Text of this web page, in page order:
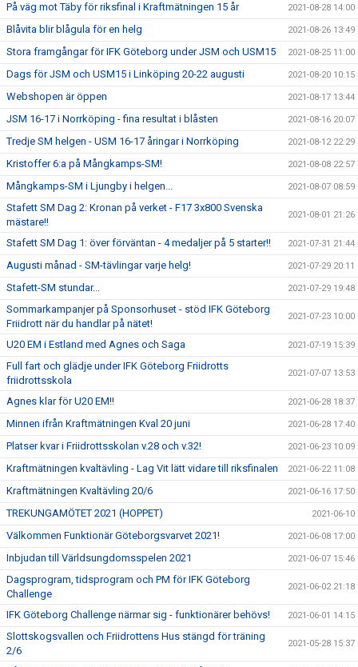
På väg mot Täby för riksfinal i Kraftmätningen 15 år 2021-08-28 14:00
Blåvita blir blågula för en helg 2021-08-26 13:49
Stora framgångar för IFK Göteborg under JSM och USM15 2021-08-25 11:00
Dags för JSM och USM15 i Linköping 20-22 augusti 2021-08-20 10:15
Webshopen är öppen 2021-08-17 13:44
JSM 16-17 i Norrköping - fina resultat i blåsten 2021-08-16 20:07
Tredje SM helgen - USM 16-17 åringar i Norrköping 2021-08-12 22:29
Kristoffer 6:a på Mångkamps-SM! 2021-08-08 22:57
Mångkamps-SM i Ljungby i helgen... 2021-08-07 08:59
Stafett SM Dag 2: Kronan på verket - F17 3x800 Svenska
mästare!!
2021-08-01 21:26
Stafett SM Dag 1: över förväntan - 4 medaljer på 5 starter!! 2021-07-31 21:44
Augusti månad - SM-tävlingar varje helg! 2021-07-29 20:11
Stafett-SM stundar... 2021-07-29 19:48
Sommarkampanjer på Sponsorhuset - stöd IFK Göteborg
Friidrott när du handlar på nätet!
2021-07-23 10:00
U20 EM i Estland med Agnes och Saga 2021-07-19 15:39
Full fart och glädje under IFK Göteborg Friidrotts
friidrottsskola
2021-07-07 13:53
Agnes klar för U20 EM!! 2021-06-28 18:37
Minnen ifrån Kraftmätningen Kval 20 juni 2021-06-28 17:40
Platser kvar i Friidrottsskolan v.28 och v.32! 2021-06-23 10:09
Kraftmätningen kvaltävling - Lag Vit lätt vidare till riksfinalen 2021-06-22 11:08
Kraftmätningen Kvaltävling 20/6 2021-06-16 17:50
TREKUNGAMÖTET 2021 (HOPPET) 2021-06-10
Välkommen Funktionär Göteborgsvarvet 2021! 2021-06-08 17:00
Inbjudan till Världsungdomsspelen 2021 2021-06-07 15:46
Dagsprogram, tidsprogram och PM för IFK Göteborg
Challenge
2021-06-02 21:18
IFK Göteborg Challenge närmar sig - funktionärer behövs! 2021-06-01 14:15
Slottskogsvallen och Friidrottens Hus stängd för träning
2/6
2021-05-28 15:37